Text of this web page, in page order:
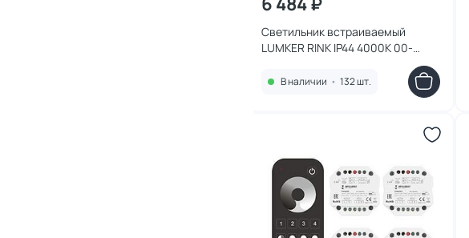
Cветильник встраиваемый
LUMKER RINK IP44 4000K 00-
В наличии • 132 шт.